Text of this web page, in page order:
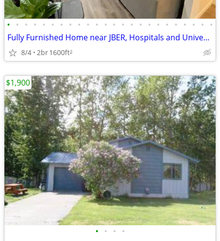
• • • • • • • • • • • • • • • • • • • • • • • •
Fully Furnished Home near JBER, Hospitals and University, Monthly Rent
8/4 2br1600ft2
• • • •
$1,900